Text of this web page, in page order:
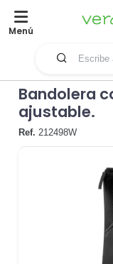
Menú
Bandolera
ajustable.
Ref. 212498W